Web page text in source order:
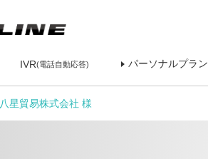
IVR(電話自動応答) パーソナルプラン
八星貿易株式会社 様